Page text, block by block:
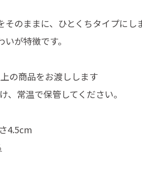
のままに、ひとくちタイプにし
が特徴です。
の商品をお渡しします
常温で保管してください。
4.5cm